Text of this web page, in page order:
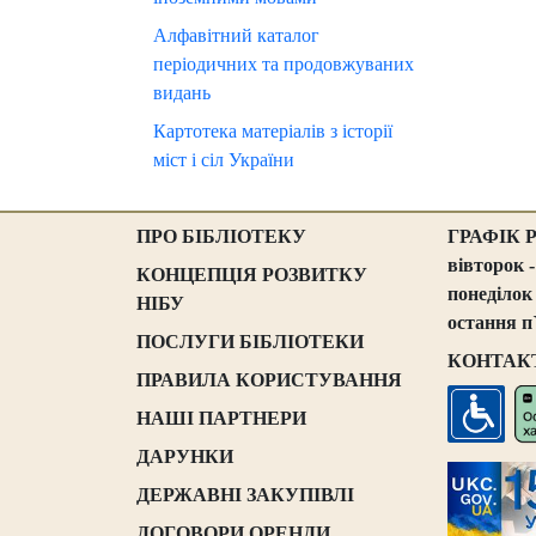
Алфавітний каталог
періодичних та продовжуваних
видань
Картотека матеріалів з історії
міст і сіл України
ПРО БІБЛІОТЕКУ
КОНЦЕПЦІЯ РОЗВИТКУ
НІБУ
ПОСЛУГИ БІБЛІОТЕКИ
ПРАВИЛА КОРИСТУВАННЯ
НАШІ ПАРТНЕРИ
ДАРУНКИ
ДЕРЖАВНІ ЗАКУПІВЛІ
ГРАФІК
вівторок
остання